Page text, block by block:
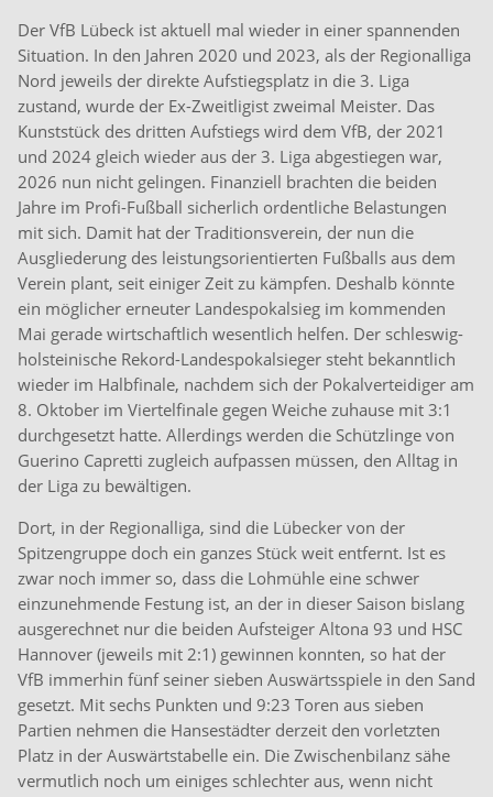
Der VfB Lübeck ist aktuell mal wieder in einer spannenden
Situation. In den Jahren 2020 und 2023, als der Regionalliga
Nord jeweils der direkte Aufstiegsplatz in die 3. Liga
zustand, wurde der Ex-Zweitligist zweimal Meister. Das
Kunststück des dritten Aufstiegs wird dem VfB, der 2021
und 2024 gleich wieder aus der 3. Liga abgestiegen war,
2026 nun nicht gelingen. Finanziell brachten die beiden
Jahre im Profi-Fußball sicherlich ordentliche Belastungen
mit sich. Damit hat der Traditionsverein, der nun die
Ausgliederung des leistungsorientierten Fußballs aus dem
Verein plant, seit einiger Zeit zu kämpfen. Deshalb könnte
ein möglicher erneuter Landespokalsieg im kommenden
Mai gerade wirtschaftlich wesentlich helfen. Der schleswig-
holsteinische Rekord-Landespokalsieger steht bekanntlich
wieder im Halbfinale, nachdem sich der Pokalverteidiger am
8. Oktober im Viertelfinale gegen Weiche zuhause mit 3:1
durchgesetzt hatte. Allerdings werden die Schützlinge von
Guerino Capretti zugleich aufpassen müssen, den Alltag in
der Liga zu bewältigen.
Dort, in der Regionalliga, sind die Lübecker von der
Spitzengruppe doch ein ganzes Stück weit entfernt. Ist es
zwar noch immer so, dass die Lohmühle eine schwer
einzunehmende Festung ist, an der in dieser Saison bislang
ausgerechnet nur die beiden Aufsteiger Altona 93 und HSC
Hannover (jeweils mit 2:1) gewinnen konnten, so hat der
VfB immerhin fünf seiner sieben Auswärtsspiele in den Sand
gesetzt. Mit sechs Punkten und 9:23 Toren aus sieben
Partien nehmen die Hansestädter derzeit den vorletzten
Platz in der Auswärtstabelle ein. Die Zwischenbilanz sähe
vermutlich noch um einiges schlechter aus, wenn nicht